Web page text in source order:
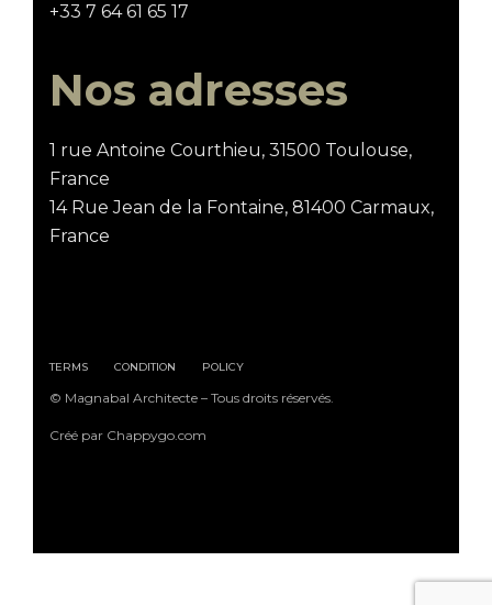
+33 7 64 61 65 17
Nos adresses
1 rue Antoine Courthieu, 31500 Toulouse,
France
14 Rue Jean de la Fontaine, 81400 Carmaux,
France
TERMS CONDITION POLICY
© Magnabal Architecte – Tous droits réservés.
Créé par Chappygo.com